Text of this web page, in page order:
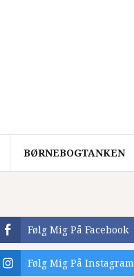
BØRNEBOGTANKEN
Følg Mig På Facebook
Følg Mig På Instagram